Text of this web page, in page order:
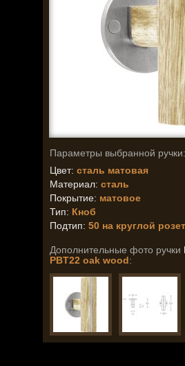
Параметры выбранной ручки:
Цвет: сталь матовая
Материал: сталь
Покрытие: матовое
Тип: Кноб
Подтип: 50 на круглой
Дополнительные фото ручки
PBT22 oak wood: